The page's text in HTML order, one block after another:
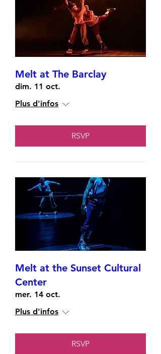
Melt at The Barclay
dim. 11 oct.
Plus d'infos
RSVP
Melt at the Sunset Cultural
Center
mer. 14 oct.
Plus d'infos
RSVP